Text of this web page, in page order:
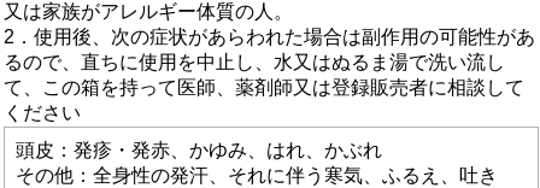
又は家族がアレルギー体質の人。
2．使用後、次の症状があらわれた場合は副作用の可能性があ
るので、直ちに使用を中止し、水又はぬるま湯で洗い流し
て、この箱を持って医師、薬剤師又は登録販売者に相談して
ください
頭皮：発疹・発赤、かゆみ、はれ、かぶれ
その他：全身性の発汗、それに伴う寒気、ふるえ、吐き